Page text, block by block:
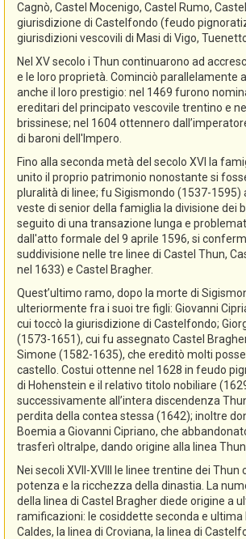
Cagnò, Castel Mocenigo, Castel Rumo,
giurisdizione di Castelfondo (feudo
giurisdizioni vescovili di Masi di Vigo,
Nel XV secolo i Thun continuarono ad
e le loro proprietà. Cominciò parallelamente
anche il loro prestigio: nel 1469 furono
ereditari del principato vescovile trentino e
brissinese; nel 1604 ottennero
di baroni dell'Impero.
Fino alla seconda metà del secolo XVI la
unito il proprio patrimonio nonostante si
pluralità di linee; fu Sigismondo (1537-1595)
veste di senior della famiglia la divisione dei
seguito di una transazione lunga e
dall'atto formale del 9 aprile 1596, si
suddivisione nelle tre linee di Castel Thun,
nel 1633) e Castel Bragher.
Quest’ultimo ramo, dopo la morte di
ulteriormente fra i suoi tre figli: Giovanni
cui toccò la giurisdizione di Castelfondo;
(1573-1651), cui fu assegnato Castel
Simone (1582-1635), che ereditò molti
castello. Costui ottenne nel 1628 in feudo
di Hohenstein e il relativo titolo nobiliare
successivamente all’intera discendenza
perdita della contea stessa (1642); inoltre
Boemia a Giovanni Cipriano, che
trasferì oltralpe, dando origine alla linea Thun
Nei secoli XVII-XVIII le linee trentine dei Thun
potenza e la ricchezza della dinastia. La
della linea di Castel Bragher diede origine a
ramificazioni: le cosiddette seconda e ultima
Caldes, la linea di Croviana, la linea di